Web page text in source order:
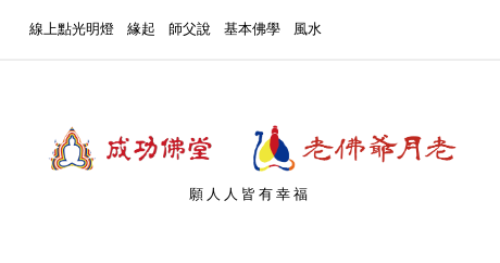
線上點光明燈 緣起 師父說 基本佛學 風水
願人人皆有幸福